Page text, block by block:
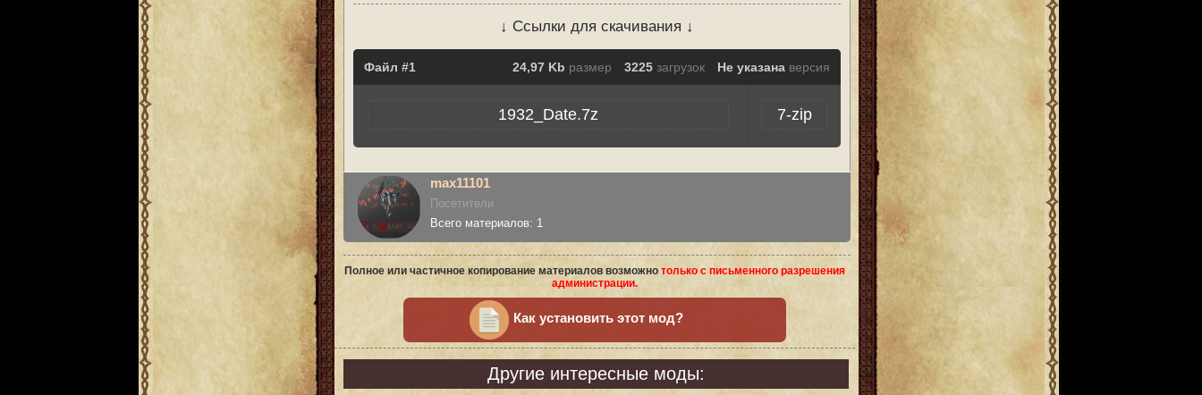
↓ Ссылки для скачивания ↓
Файл 24,97 Kb размер 3225 загрузок Не указана версия
1932_Date.7z 7-zip
max11101
Посетители
Всего материалов: 1
Полное или частичное копирование материалов возможно только с письменного разрешения
администрации.
Как установить этот мод?
Другие интересные моды: